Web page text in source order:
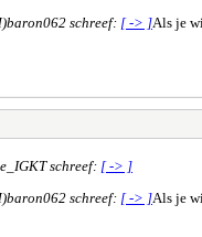
baron062 schreef: [ -> ]Als je
schreef: [ -> ]
baron062 schreef: [ -> ]Als je